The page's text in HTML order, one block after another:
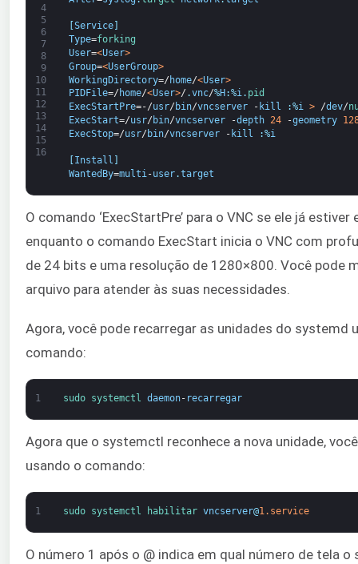
4
5
6
7
8
9
10
11
12
13
14
15
16
Service]
Type=forking
User=<User>
Group=<UserGroup>
WorkingDirectory=/ home/<User>
PIDFile=/ home/<User>/ .vnc/%H :%i. pid
ExecStartPre=-/usr/ bin/vncserver - kill :%i > /dev/
ExecStart=/usr/ bin/vncserver -depth 24 -geometry
ExecStop=/usr/ bin/vncserver - kill :%i
Install
WantedBy=multi-user.target
O comando ‘ExecStartPre’ para o VNC se ele já estiver
enquanto o comando ExecStart inicia o VNC com
de 24 bits e uma resolução de 1280×800. Você pode
arquivo para atender às suas necessidades.
Agora, você pode recarregar as unidades do systemd
comando:
1 sudo systemctl daemon- recarregar
Agora que o systemctl reconhece a nova unidade,
usando o comando:
1 sudo systemctl habilitar vncserver@1.service
O número 1 após o @ indica em qual número de tela o